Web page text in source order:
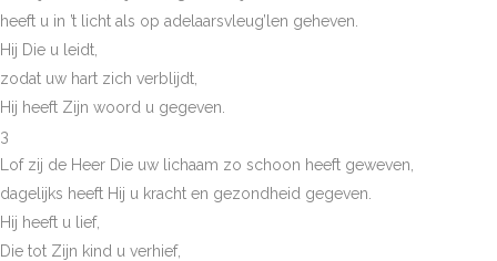
heeft u in ’t licht als op adelaarsvleug’len geheven.
Hij Die u leidt,
zodat uw hart zich verblijdt,
Hij heeft Zijn woord u gegeven.
3
Lof zij de Heer Die uw lichaam zo schoon heeft geweven,
dagelijks heeft Hij u kracht en gezondheid gegeven.
Hij heeft u lief,
Die tot Zijn kind u verhief,